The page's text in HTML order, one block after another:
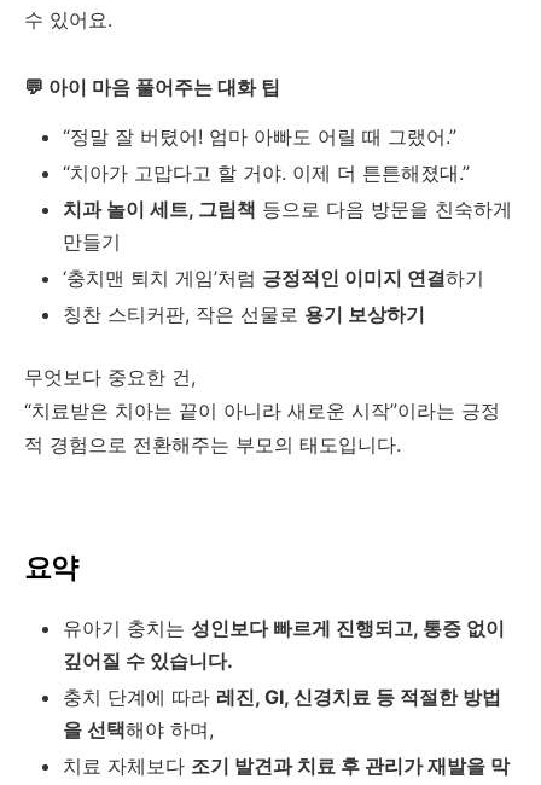
수 있어요.
💬 아이 마음 풀어주는 대화 팁
“정말 잘 버텼어! 엄마 아빠도 어릴 때 그랬어.”
“치아가 고맙다고 할 거야. 이제 더 튼튼해졌대.”
치과 놀이 세트, 그림책 등으로 다음 방문을 친숙하게
만들기
‘충치맨 퇴치 게임’처럼 긍정적인 이미지 연결하기
칭찬 스티커판, 작은 선물로 용기 보상하기
무엇보다 중요한 건,
“치료받은 치아는 끝이 아니라 새로운 시작”이라는 긍정
적 경험으로 전환해주는 부모의 태도입니다.
요약
유아기 충치는 성인보다 빠르게 진행되고, 통증 없이
깊어질 수 있습니다.
충치 단계에 따라 레진, GI, 신경치료 등 적절한 방법
을 선택해야 하며,
치료 자체보다 조기 발견과 치료 후 관리가 재발을 막